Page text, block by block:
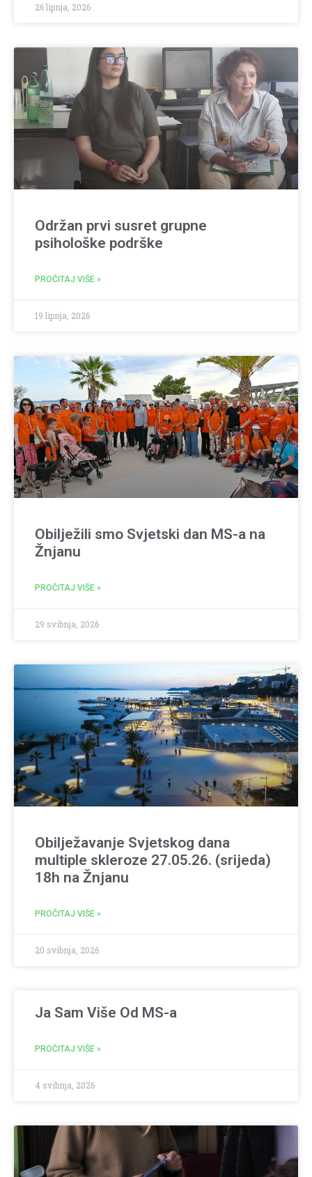
26 lipnja, 2026
Održan prvi susret grupne
psihološke podrške
PROČITAJ VIŠE »
19 lipnja, 2026
Obilježili smo Svjetski dan MS-a na
Žnjanu
PROČITAJ VIŠE »
29 svibnja, 2026
Obilježavanje Svjetskog dana
multiple skleroze 27.05.26. (srijeda)
18h na Žnjanu
PROČITAJ VIŠE »
20 svibnja, 2026
Ja Sam Više Od MS-a
PROČITAJ VIŠE »
4 svibnja, 2026